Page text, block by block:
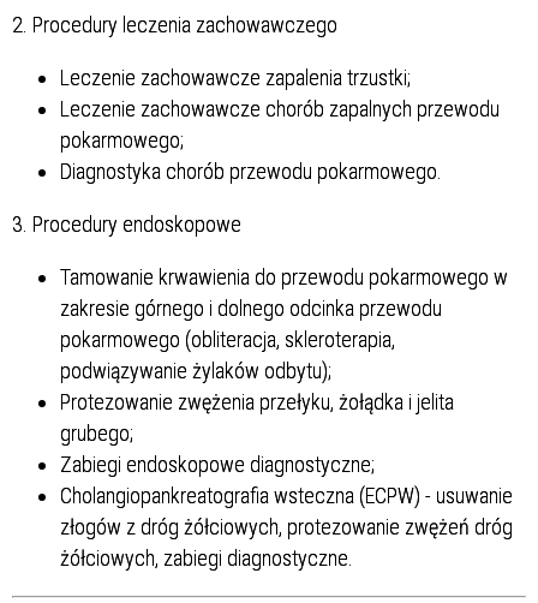
2. Procedury leczenia zachowawczego
Leczenie zachowawcze zapalenia trzustki;
Leczenie zachowawcze chorób zapalnych przewodu
pokarmowego;
Diagnostyka chorób przewodu pokarmowego.
3. Procedury endoskopowe
Tamowanie krwawienia do przewodu pokarmowego w
zakresie górnego i dolnego odcinka przewodu
pokarmowego (obliteracja, skleroterapia,
podwiązywanie żylaków odbytu);
Protezowanie zwężenia przełyku, żołądka i jelita
grubego;
Zabiegi endoskopowe diagnostyczne;
Cholangiopankreatografia wsteczna (ECPW) - usuwanie
złogów z dróg żółciowych, protezowanie zwężeń dróg
żółciowych, zabiegi diagnostyczne.